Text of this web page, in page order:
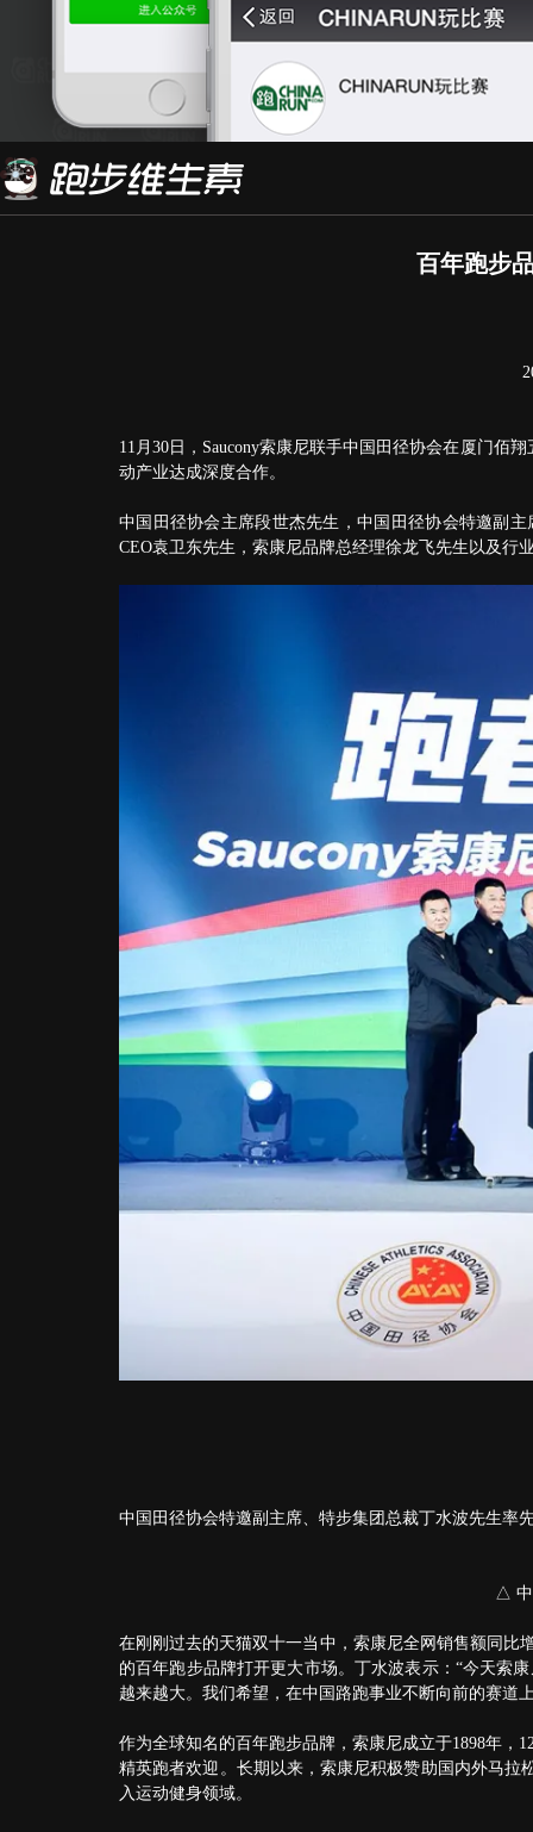
百年跑步
11月30日，Saucony索康尼联手中国田径协会在厦门佰
动产业达成深度合作。
中国田径协会主席段世杰先生，中国田径协会特邀副
CEO袁卫东先生，索康尼品牌总经理徐龙飞先生以及行
中国田径协会特邀副主席、特步集团总裁丁水波先生率
△ 中
在刚刚过去的天猫双十一当中，索康尼全网销售额同比
的百年跑步品牌打开更大市场。丁水波表示：“今天索
越来越大。我们希望，在中国路跑事业不断向前的赛道
作为全球知名的百年跑步品牌，索康尼成立于1898年，
精英跑者欢迎。长期以来，索康尼积极赞助国内外马
入运动健身领域。